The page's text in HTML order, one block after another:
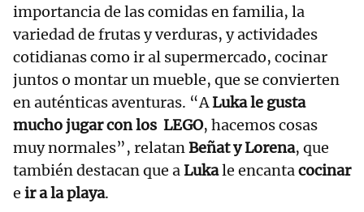
importancia de las comidas en familia, la
variedad de frutas y verduras, y actividades
cotidianas como ir al supermercado, cocinar
juntos o montar un mueble, que se convierten
en auténticas aventuras. “ALuka le gusta
mucho jugar con los LEGO, hacemos cosas
muy normales”, relatanBeñat y Lorena, que
también destacan que aLukale encantacocinar
e ir a la playa.